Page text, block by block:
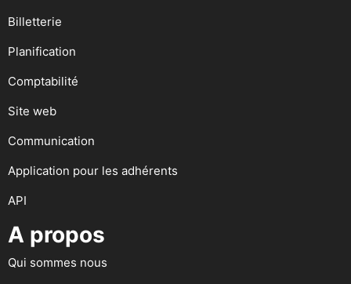
Billetterie
Planification
Comptabilité
Site web
Communication
Application pour les adhérents
API
A propos
Qui sommes nous